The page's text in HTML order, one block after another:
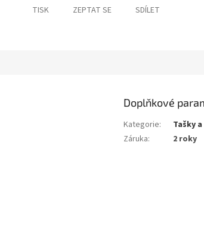
TISK ZEPTAT SE SDÍLET
Doplňkové
Kategorie:
Tašky
Záruka: 2 roky